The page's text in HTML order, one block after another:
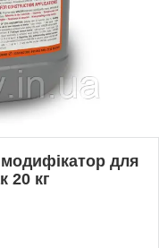
для
20 кг